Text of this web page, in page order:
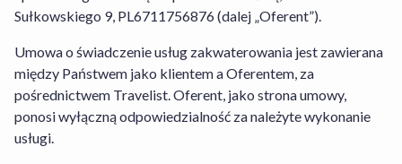
pobytu w obiekcie jest Oferent lub
rezerwacji Usługi Hotel+Lot, których
dane znajdziesz w sekcji Informacja dla
konsumentów. W odniesieniu do
rezerwacji usług Oferenta obowiązuje
Sułkowskiego 9, PL6711756876 (dalej „Oferent”).
Umowa o świadczenie usług zakwaterowania jest zawierana
między Państwem jako klientem a Oferentem, za
pośrednictwem Travelist. Oferent, jako strona umowy,
ponosi wyłączną odpowiedzialność za należyte wykonanie
usługi.